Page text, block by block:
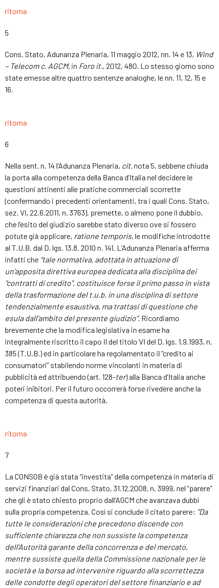
ritorna
5
Cons. Stato, Adunanza Plenaria, 11 maggio 2012, nn. 14 e 13, Wind
– Telecom c. AGCM, in Foro it. , 2012, 480. Lo stesso giorno sono
state emesse altre quattro sentenze analoghe, le nn. 11, 12, 15 e
16.
ritorna
6
Nella sent. n. 14 l’Adunanza Plenaria, cit. nota 5, sebbene chiuda
la porta alla competenza della Banca d’Italia nel decidere le
questioni attinenti alle pratiche commerciali scorrette
(confermando i precedenti orientamenti, tra i quali Cons. Stato,
sez. VI, 22.6.2011, n. 3763), premette, o almeno pone il dubbio,
che l’esito del giudizio sarebbe stato diverso ove si fossero
potute già applicare, ratione temporis, le modifiche introdotte
al T.U.B. dal D. lgs. 13.8. 2010 n. 141. L’Adunanza Plenaria afferma
infatti che “tale normativa, adottata in attuazione di
un’apposita direttiva europea dedicata alla disciplina dei
“contratti di credito”, costituisce forse il primo passo in vista
della trasformazione del t.u.b. in una disciplina di settore
tendenzialmente esaustiva, ma trattasi di questione che
esula dall’ambito del presente giudizio”. Ricordiamo
brevemente che la modifica legislativa in esame ha
integralmente riscritto il capo II del titolo VI del D. lgs. 1.9.1993, n.
385 (T.U.B.) ed in particolare ha regolamentato il “credito ai
consumatori” stabilendo norme vincolanti in materia di
pubblicità ed attribuendo (art. 128-ter) alla Banca d’Italia anche
poteri inibitori. Per il futuro occorrerà forse rivedere anche la
competenza di questa autorità.
ritorna
7
La CONSOB è già stata “investita” della competenza in materia di
servizi finanziari dal Cons. Stato, 31.12.2008, n. 3999, nel “parere”
che gli è stato chiesto proprio dall’AGCM che avanzava dubbi
sulla propria competenza. Così si conclude il citato parere: “Da
tutte le considerazioni che precedono discende con
sufficiente chiarezza che non sussiste la competenza
dell’Autorità garante della concorrenza e del mercato,
mentre sussiste quella della Commissione nazionale per le
società e la borsa ad intervenire riguardo alla scorrettezza
delle condotte degli operatori del settore finanziario e ad